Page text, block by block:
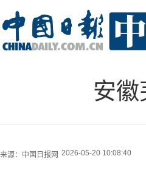
安
来源： 中国日报网 2026-05-20 10:08:40